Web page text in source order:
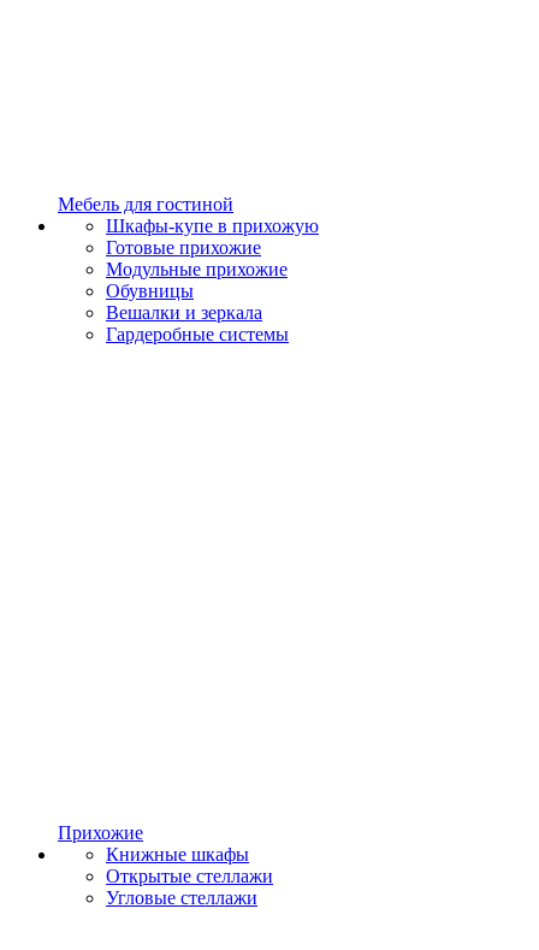
Мебель для гостиной
Шкафы-купе в прихожую
Готовые прихожие
Модульные прихожие
Обувницы
Вешалки и зеркала
Гардеробные системы
Прихожие
Книжные шкафы
Открытые стеллажи
Угловые стеллажи